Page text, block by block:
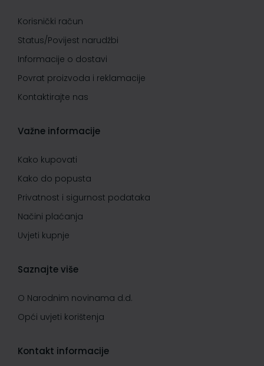
Korisnički račun
Status/Povijest narudžbi
Informacije o dostavi
Povrat proizvoda i reklamacije
Kontaktirajte nas
Važne informacije
Kako kupovati
Kako do popusta
Privatnost i sigurnost podataka
Načini plaćanja
Uvjeti kupnje
Saznajte više
O Narodnim novinama d.d.
Opći uvjeti korištenja
Kontakt informacije